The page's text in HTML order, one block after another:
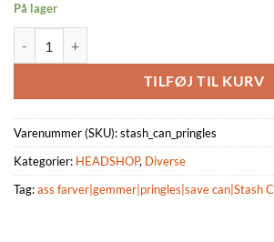
På lager
TILFØJ TIL KURV
Varenummer (SKU):stash_can_pringles
Kategorier: HEADSHOP, Diverse
Tag:ass farver|gemmer|pringles|save can|Stash